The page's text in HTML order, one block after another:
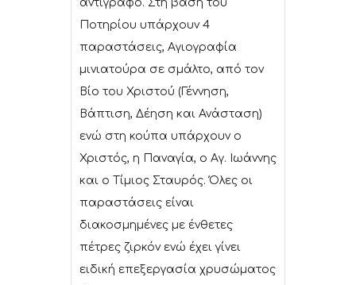
αντίγραφο. Στη βάση του
Ποτηρίου υπάρχουν 4
παραστάσεις, Αγιογραφία
μινιατούρα σε σμάλτο, από τον
Βίο του Χριστού (Γέννηση,
Βάπτιση, Δέηση και Ανάσταση)
ενώ στη κούπα υπάρχουν ο
Χριστός, η Παναγία, ο Αγ. Ιωάννης
και ο Τίμιος Σταυρός. Όλες οι
παραστάσεις είναι
διακοσμημένες με ένθετες
πέτρες ζιρκόν ενώ έχει γίνει
ειδική επεξεργασία χρυσώματος